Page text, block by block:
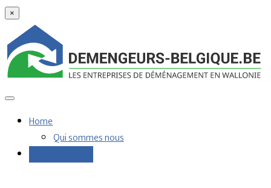
×
Home
Qui sommes nous